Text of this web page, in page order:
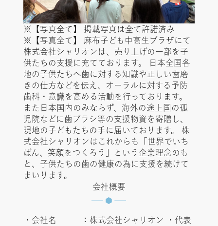
※【写真全て】 掲載写真は全て許諾済み
※【写真全て】 麻布子ども中高生プラザにて
株式会社シャリオンは、売り上げの一部を子
供たちの支援に充てております。 日本全国各
地の子供たちへ歯に対する知識や正しい歯磨
きの仕方などを伝え、オーラルに対する予防
歯科・意識を高める活動を行っております。
また日本国内のみならず、海外の途上国の孤
児院などに歯ブラシ等の支援物資を寄贈し、
現地の子どもたちの手に届いております。 株
式会社シャリオンはこれからも「世界でいち
ばん、笑顔をつくろう」という企業理念のも
と、子供たちの歯の健康の為に支援を続けて
まいります。
会社概要
・会社名 ：株式会社シャリオン ・代表